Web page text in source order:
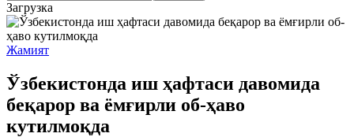
Загрузка
Жамият
Ўзбекистонда иш ҳафтаси давомида
беқарор ва ёмғирли об-ҳаво
кутилмоқда